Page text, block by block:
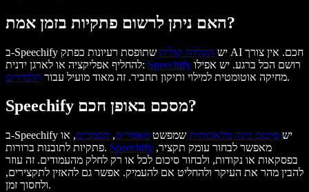
האם ניתן לרשום פתקיות בזמן אמת?
ב-Speechify יש הקלדה קולית שתופסת רעיונות כפתק AI חכם. אין צורך
להחליף אפליקציה או לארגן ידנית: Speechify
מחיקה אוטומטית למילוי ותיקון תחביר. זה מאוד מועיל עבור תלמידים .
Speechify מסכם באופן חכם?
ב-Speechify יש סיכום בינה מלאכותית שמפשט מאמרים, מסמכים, או
פתקיות לתובנות ברורות. Speechify
בפסקאות או נקודות, ולבחור סיכום לכל או רק לחלק מהעמודים. זה עוזר
להבין מהר את העיקר ולהחליט אם להעמיק. אפשר גם להאזין לתקצירים,
ולחסוך זמן.